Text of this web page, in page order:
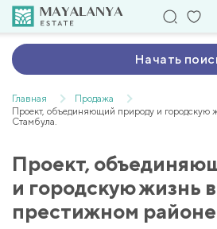
Начать
Главная
Продажа
Проект, объединяющий природу и городскую
Стамбула.
Проект,
и городскую жизнь в
престижном